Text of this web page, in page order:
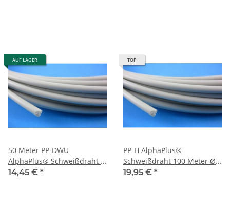
AUF LAGER
50 Meter PP-DWU
AlphaPlus® Schweißdraht Ø
3 mm Grau Rund
14,45 € *
TOP
PP-H AlphaPlus®
Schweißdraht 100 Meter Ø 3
mm Grau Rund
19,95 € *